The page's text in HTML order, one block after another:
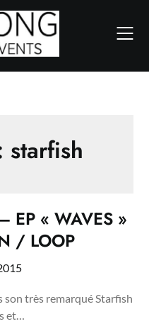
starfish
EP « WAVES »
/ LOOP
son très remarqué Starfish
et…